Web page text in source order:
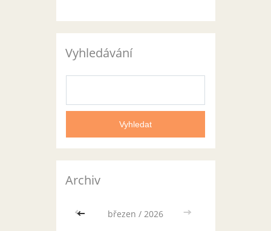
Vyhledávání
Archiv
<< březen / 2026 >>